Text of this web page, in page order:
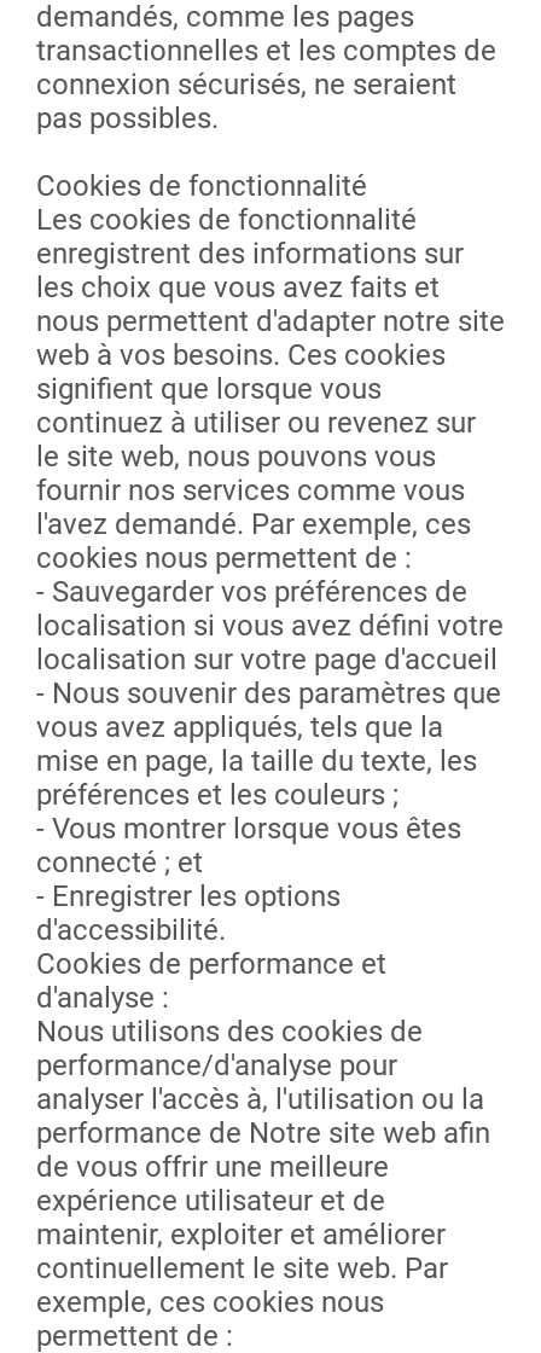
demandés, comme les pages
transactionnelles et les comptes de
connexion sécurisés, ne seraient
pas possibles.
Cookies de fonctionnalité
Les cookies de fonctionnalité
enregistrent des informations sur
les choix que vous avez faits et
nous permettent d'adapter notre site
web à vos besoins. Ces cookies
signifient que lorsque vous
continuez à utiliser ou revenez sur
le site web, nous pouvons vous
fournir nos services comme vous
l'avez demandé. Par exemple, ces
cookies nous permettent de :
- Sauvegarder vos préférences de
localisation si vous avez défini votre
localisation sur votre page d'accueil
- Nous souvenir des paramètres que
vous avez appliqués, tels que la
mise en page, la taille du texte, les
préférences et les couleurs ;
- Vous montrer lorsque vous êtes
connecté ; et
- Enregistrer les options
d'accessibilité.
Cookies de performance et
d'analyse :
Nous utilisons des cookies de
performance/d'analyse pour
analyser l'accès à, l'utilisation ou la
performance de Notre site web afin
de vous offrir une meilleure
expérience utilisateur et de
maintenir, exploiter et améliorer
continuellement le site web. Par
exemple, ces cookies nous
permettent de :